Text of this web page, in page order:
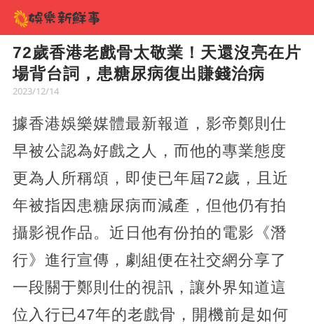
72歲香港老戲骨太敬業！天還沒亮在片
場背台詞，患糖尿病復出賺錢治病
2023/12/14
據香港娛樂媒體最新報道，影帝鄭則仕
早被公認為好戲之人，而他的專業態度
更為人所稱頌，即使已年屆72歲，且近
年被指因患糖尿病而減產，但他仍有拍
攝影視作品。近日他有份拍的電影《潛
行》進行宣傳，劇組便在社交網分享了
一段關于鄭則仕的視訊，讓外界知道這
位入行已47年的老戲骨，開機前是如何